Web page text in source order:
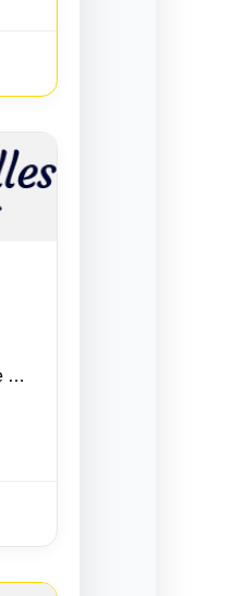
2 Rue des Acacias, Hameau de Marolles 28150 ROUVRAY SAINT FLORENTIN